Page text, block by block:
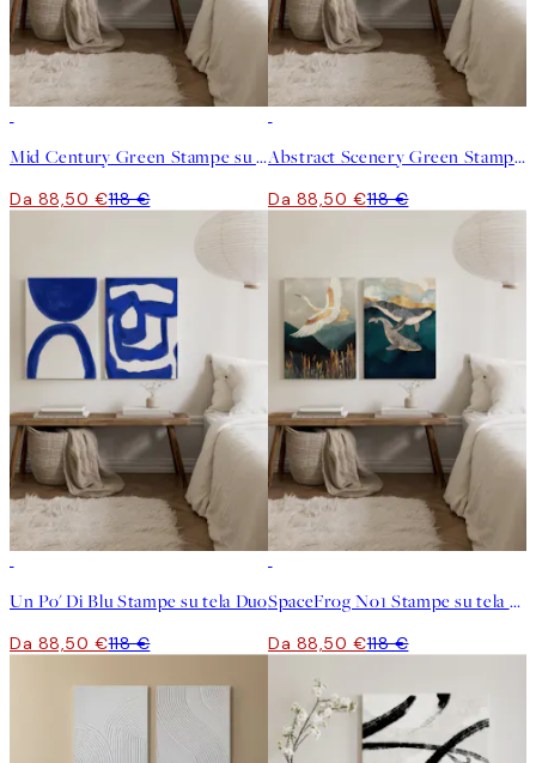
Mid Century Green Stampe su tela Duo
Da 88,50 €118 €
Abstract Scenery Green Stampe su tela Duo
Da 88,50 €118 €
Un Po' Di Blu Stampe su tela Duo
Da 88,50 €118 €
SpaceFrog No1 Stampe su tela Duo
Da 88,50 €118 €